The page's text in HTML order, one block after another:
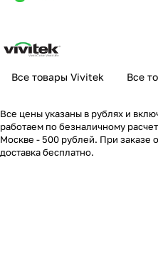
Все товары Vivitek Все
Все цены указаны в рублях и
работаем по безналичному
Москве - 500 рублей. При заказе
доставка бесплатно.